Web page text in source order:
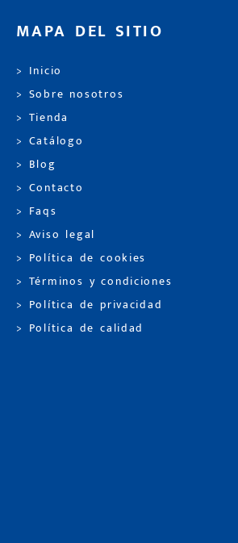
MAPA DEL SITIO
> Inicio
> Sobre nosotros
> Tienda
> Catálogo
> Blog
> Contacto
> Faqs
> Aviso legal
> Política de cookies
> Términos y condiciones
> Política de privacidad
> Política de calidad